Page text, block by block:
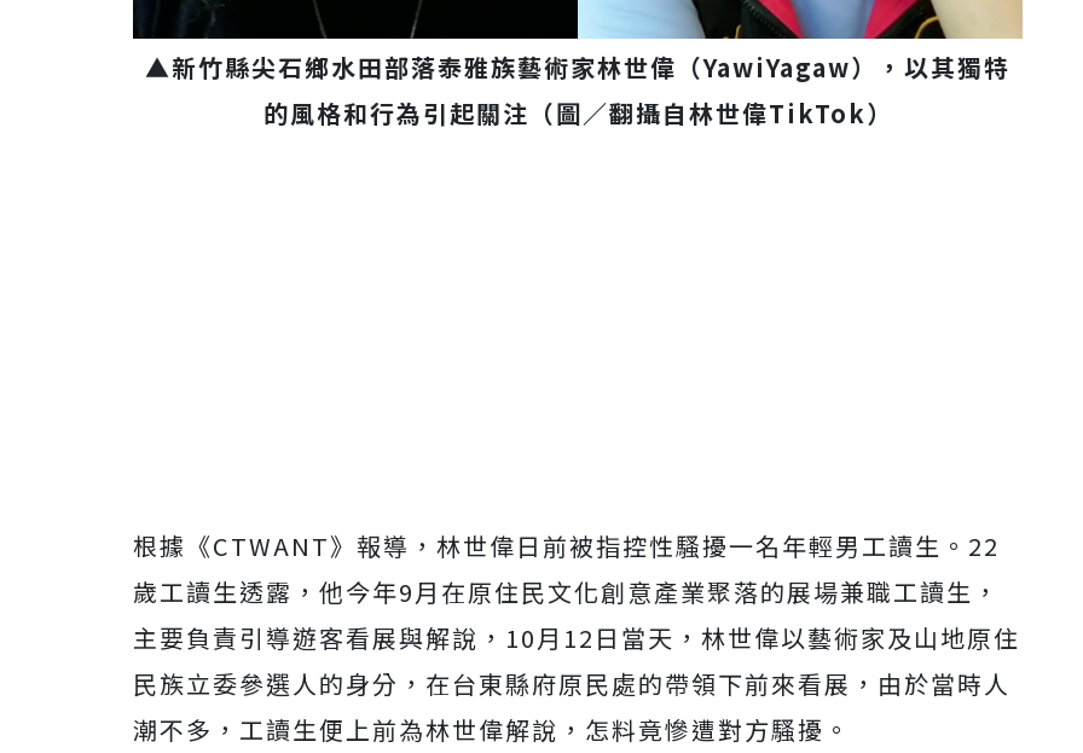
▲新竹縣尖石鄉水田部落泰雅族藝術家林世偉（YawiYagaw），以其獨特
的風格和行為引起關注（圖／翻攝自林世偉TikTok）
根據《CTWANT》報導，林世偉日前被指控性騷擾一名年輕男工讀生。22
歲工讀生透露，他今年9月在原住民文化創意產業聚落的展場兼職工讀生，
主要負責引導遊客看展與解說，10月12日當天，林世偉以藝術家及山地原住
民族立委參選人的身分，在台東縣府原民處的帶領下前來看展，由於當時人
潮不多，工讀生便上前為林世偉解說，怎料竟慘遭對方騷擾。